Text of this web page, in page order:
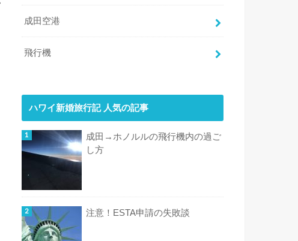
成田空港
飛行機
ハワイ新婚旅行記 人気の記事
成田→ホノルルの飛行機内の過ご
し方
注意！ESTA申請の失敗談